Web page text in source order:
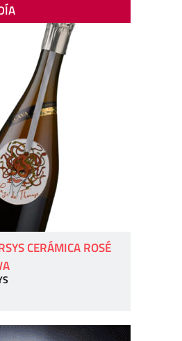
CERÁMICA ROSÉ